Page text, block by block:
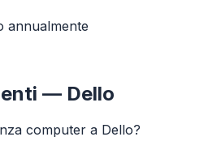
annualmente
— Dello
computer a Dello?